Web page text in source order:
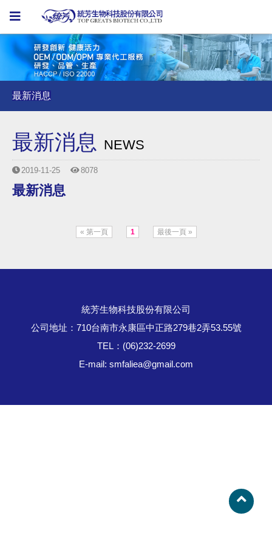
最新消息
最新消息
最新消息 NEWS
2019-11-25 8078
最新消息
« 第一頁 1 最後一頁 »
統芳生物科技股份有限公司
公司地址：710台南市永康區中正路279巷2弄53.55號
TEL：(06)232-2699
E-mail: smfaliea@gmail.com